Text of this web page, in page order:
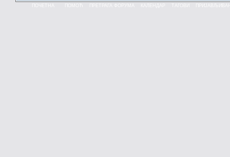
КАЛЕНДАР